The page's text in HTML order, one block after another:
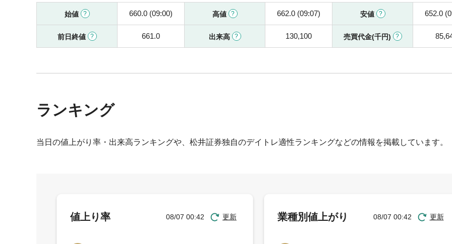
始値 660.0 (09:00) 高値 662.0 (09:07) 安値 652.0
前日終値 661.0 出来高 130,100 売買代金(千円)
ランキング
当日の値上がり率・出来高ランキングや、松井証券独自のデイトレ適性ランキングなどの情報を掲載しています。